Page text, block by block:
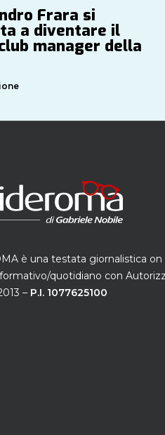
Frara si
a diventare il
manager della
è una testata giornalistica
quotidiano con
– P.I. 1077625100